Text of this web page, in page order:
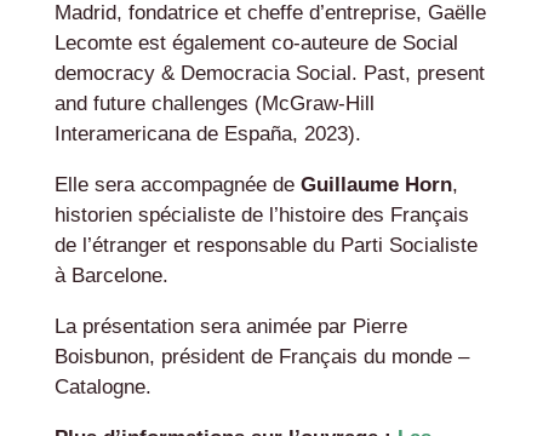
Madrid, fondatrice et cheffe d’entreprise, Gaëlle
Lecomte est également co-auteure de Social
democracy & Democracia Social. Past, present
and future challenges (McGraw-Hill
Interamericana de España, 2023).
Elle sera accompagnée de Guillaume Horn,
historien spécialiste de l’histoire des Français
de l’étranger et responsable du Parti Socialiste
à Barcelone.
La présentation sera animée par Pierre
Boisbunon, président de Français du monde –
Catalogne.